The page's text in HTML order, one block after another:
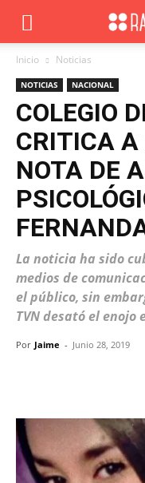
Inicio Noticias
NOTICIAS NACIONAL
COLEGIO
CRITICA A
NOTA DE
La noticia ha sido
medios de
el público, sin
TVN desató el enojo
Por Jaime - Junio 28, 2019